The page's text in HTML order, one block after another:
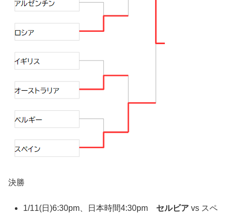
決勝
1/11(日)6:30pm、日本時間4:30pm セルビア vs スペ